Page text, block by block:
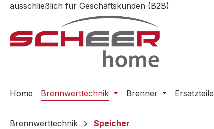
Hauptinhalt springen
Zur Suche springen
Zur Hauptnavigation springen
ausschließlich für Geschäftskunden (B2B)
Home Brennwerttechnik Brenner Ersatzteile
Brennwerttechnik Speicher